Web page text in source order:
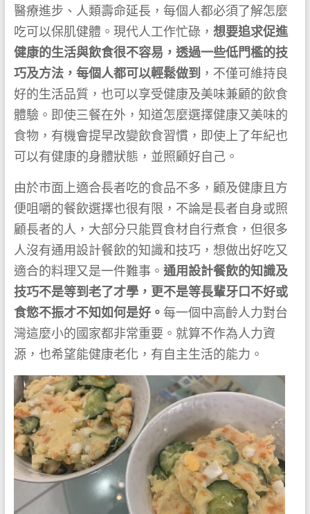
醫療進步、人類壽命延長，每個人都必須了解怎麼
吃可以保肌健體。現代人工作忙碌， 想要追求促進
健康的生活與飲食很不容易，透過一些低門檻的技
巧及方法，每個人都可以輕鬆做到 ，不僅可維持良
好的生活品質，也可以享受健康及美味兼顧的飲食
體驗。即使三餐在外，知道怎麼選擇健康又美味的
食物，有機會提早改變飲食習慣，即使上了年紀也
可以有健康的身體狀態，並照顧好自己。
由於市面上適合長者吃的食品不多，顧及健康且方
便咀嚼的餐飲選擇也很有限，不論是長者自身或照
顧長者的人，大部分只能買食材自行煮食，但很多
人沒有通用設計餐飲的知識和技巧，想做出好吃又
適合的料理又是一件難事。 通用設計餐飲的知識及
技巧不是等到老了才學，更不是等長輩牙口不好或
食慾不振才不知如何是好。 每一個中高齡人力對台
灣這麼小的國家都非常重要。就算不作為人力資
源，也希望能健康老化，有自主生活的能力。